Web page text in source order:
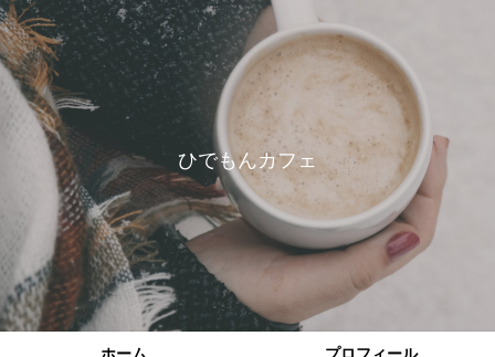
ひでもんカフェ